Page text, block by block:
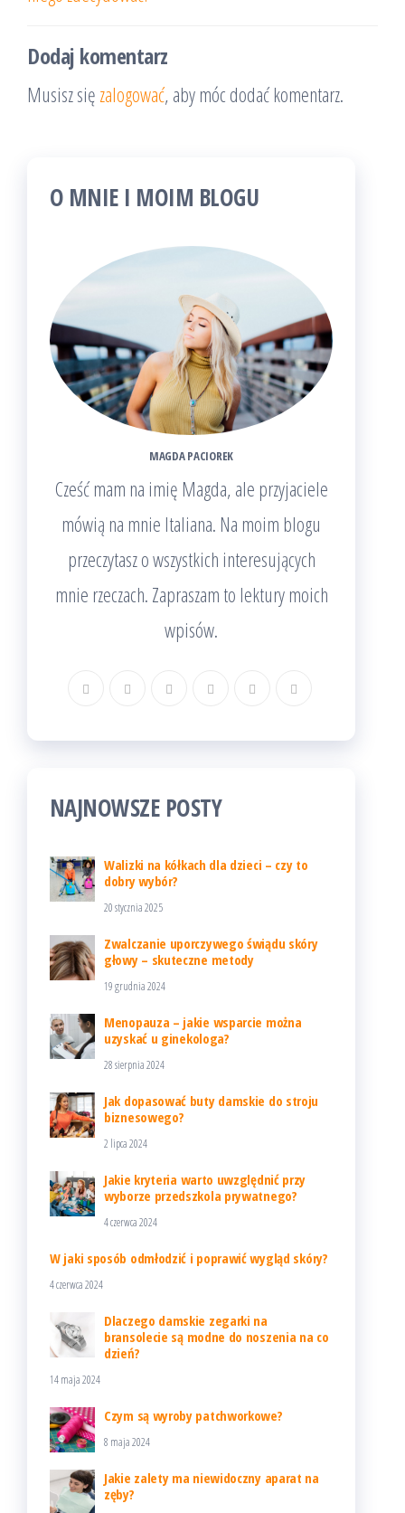
Dodaj komentarz
Musisz się zalogować, aby móc dodać komentarz.
O MNIE I MOIM BLOGU
MAGDA PACIOREK
Cześć mam na imię Magda, ale przyjaciele
mówią na mnie Italiana. Na moim blogu
przeczytasz o wszystkich interesujących
mnie rzeczach. Zapraszam to lektury moich
wpisów.
NAJNOWSZE POSTY
Walizki na kółkach dla dzieci – czy to
dobry wybór?
20 stycznia 2025
Zwalczanie uporczywego świądu skóry
głowy – skuteczne metody
19 grudnia 2024
Menopauza – jakie wsparcie można
uzyskać u ginekologa?
28 sierpnia 2024
Jak dopasować buty damskie do stroju
biznesowego?
2 lipca 2024
Jakie kryteria warto uwzględnić przy
wyborze przedszkola prywatnego?
4 czerwca 2024
W jaki sposób odmłodzić i poprawić wygląd skóry?
4 czerwca 2024
Dlaczego damskie zegarki na
bransolecie są modne do noszenia na co
dzień?
14 maja 2024
Czym są wyroby patchworkowe?
8 maja 2024
Jakie zalety ma niewidoczny aparat na
zęby?